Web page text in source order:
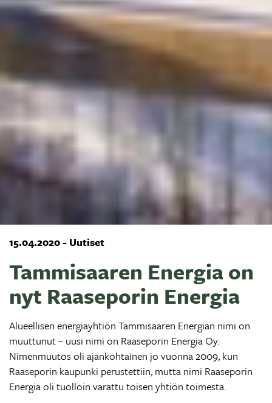
15.04.2020 - Uutiset
Tammisaaren Energia on
nyt Raaseporin Energia
Alueellisen energiayhtiön Tammisaaren Energian nimi on
muuttunut – uusi nimi on Raaseporin Energia Oy.
Nimenmuutos oli ajankohtainen jo vuonna 2009, kun
Raaseporin kaupunki perustettiin, mutta nimi Raaseporin
Energia oli tuolloin varattu toisen yhtiön toimesta.